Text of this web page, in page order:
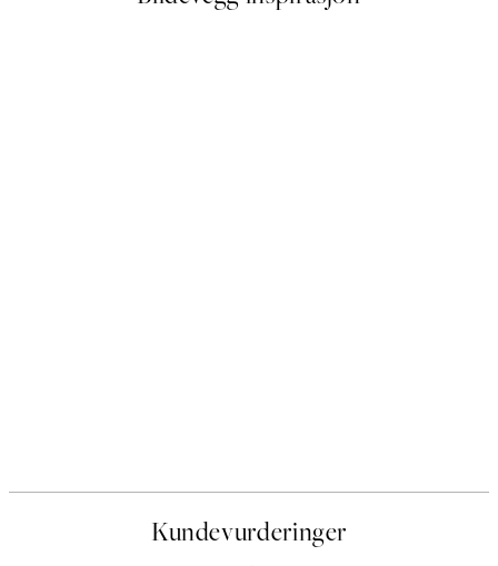
Kundevurderinger